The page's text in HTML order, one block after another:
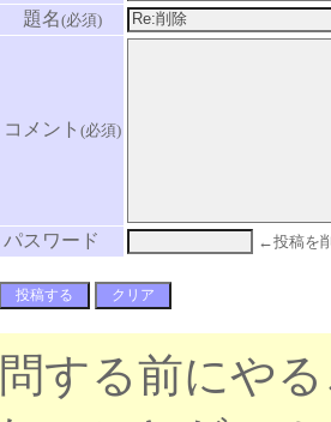
題名(必須)
コメント (必須)
パスワード ←投稿を
する前にや